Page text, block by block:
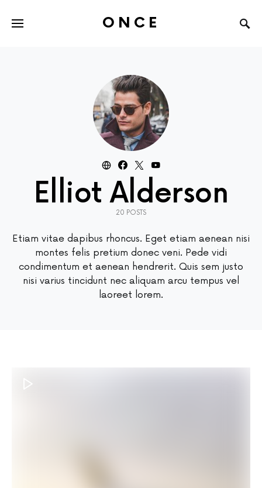
ONCE
Elliot Alderson
20 POSTS
Etiam vitae dapibus rhoncus. Eget etiam aenean nisi
montes felis pretium donec veni. Pede vidi
condimentum et aenean hendrerit. Quis sem justo
nisi varius tincidunt nec aliquam arcu tempus vel
laoreet lorem.